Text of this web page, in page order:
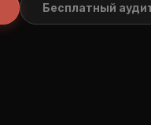
Бесплатный